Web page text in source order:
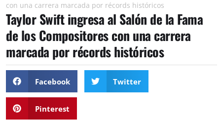
con una carrera marcada por récords históricos
Taylor Swift ingresa al Salón de la Fama
de los Compositores con una carrera
marcada por récords históricos
Facebook Twitter
Pinterest